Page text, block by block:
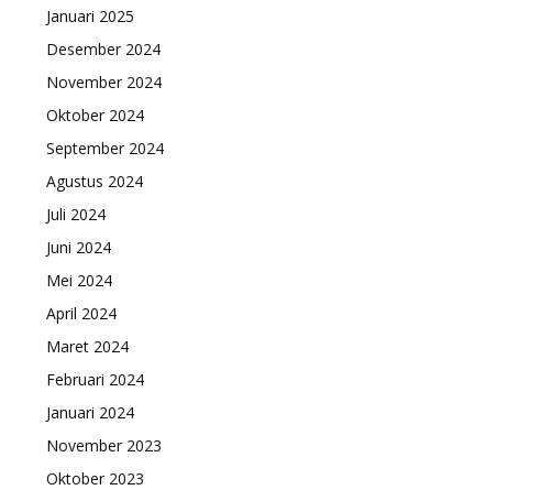
Januari 2025
Desember 2024
November 2024
Oktober 2024
September 2024
Agustus 2024
Juli 2024
Juni 2024
Mei 2024
April 2024
Maret 2024
Februari 2024
Januari 2024
November 2023
Oktober 2023